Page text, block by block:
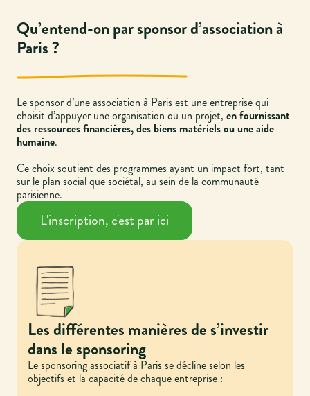
Qu’entend-on par sponsor d’association à
Paris ?
Le sponsor d’une association à Paris est une entreprise qui
choisit d’appuyer une organisation ou un projet,en fournissant
des ressources financières, des biens matériels ou une aide
humaine.
Ce choix soutient des programmes ayant un impact fort, tant
sur le plan social que sociétal, au sein de la communauté
parisienne.
L'inscription, c'est par ici
Les différentes manières de s’investir
dans le sponsoring
Le sponsoring associatif à Paris se décline selon les
objectifs et la capacité de chaque entreprise :